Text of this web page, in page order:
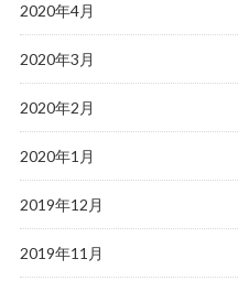
2020年4月
2020年3月
2020年2月
2020年1月
2019年12月
2019年11月